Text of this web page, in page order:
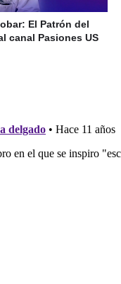
El Patrón del
canal Pasiones US